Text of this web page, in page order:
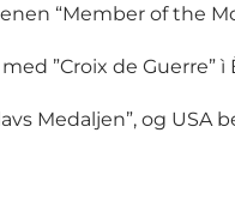
“Member of the
”Croix de Guerre”
Medaljen”, og